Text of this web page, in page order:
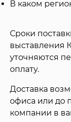
В каком
Сроки
выставления
уточняются
оплату.
Доставка
офиса или до
компании в